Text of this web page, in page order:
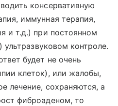
консервативную
иммунная терапия,
и т.д.) при постоянном
контроле.
будет не очень
клеток), или жалобы,
лечение, сохраняются, а
фиброаденом, то